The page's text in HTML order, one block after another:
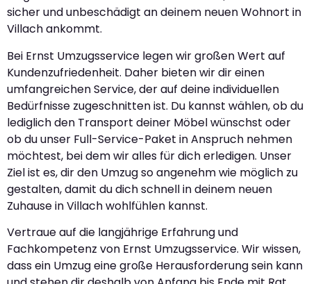
sicher und unbeschädigt an deinem neuen Wohnort in
Villach ankommt.
Bei Ernst Umzugsservice legen wir großen Wert auf
Kundenzufriedenheit. Daher bieten wir dir einen
umfangreichen Service, der auf deine individuellen
Bedürfnisse zugeschnitten ist. Du kannst wählen, ob du
lediglich den Transport deiner Möbel wünschst oder
ob du unser Full-Service-Paket in Anspruch nehmen
möchtest, bei dem wir alles für dich erledigen. Unser
Ziel ist es, dir den Umzug so angenehm wie möglich zu
gestalten, damit du dich schnell in deinem neuen
Zuhause in Villach wohlfühlen kannst.
Vertraue auf die langjährige Erfahrung und
Fachkompetenz von Ernst Umzugsservice. Wir wissen,
dass ein Umzug eine große Herausforderung sein kann